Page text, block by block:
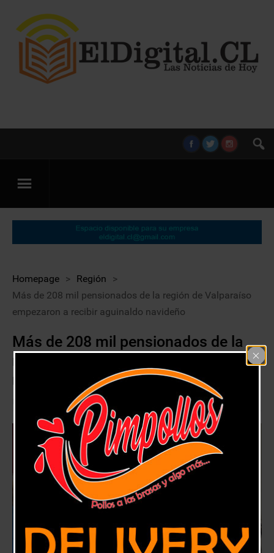
Homepage > Región
>
Más de 208 mil pensionados de la región de Valparaíso
empezaron a recibir aguinaldo navideño
Más de 208 mil pensionados de la
región de Valparaíso empezaron a
recibir aguinaldo navideño
11 diciembre, 2018 Región